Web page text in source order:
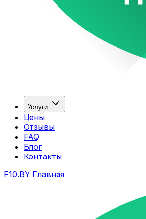
Услуги
Цены
Отзывы
FAQ
Блог
Контакты
F10.BY Главная